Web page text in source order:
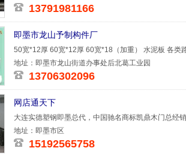
13791981166
即墨市龙山予制构件厂
50宽*12厚 60宽*12厚 60宽*18（加重） 水泥板 各类
地址：即墨市龙山街道办事处后北葛工业园
13706302096
网店通天下
大连实德塑钢即墨总代，中国驰名商标凯鼎木门总经
中国名牌鑫
地址：即墨市区
15192565758